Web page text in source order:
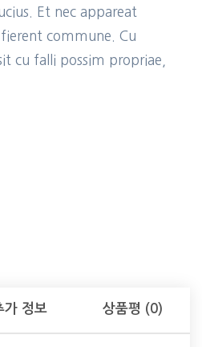
Et nec appareat
commune. Cu
cu falli possim propriae,
가 정보 상품평 (0)